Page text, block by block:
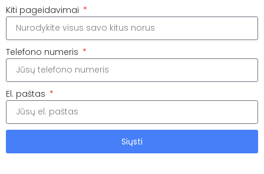
Kiti pageidavimai
Telefono numeris
El. paštas
Siųsti